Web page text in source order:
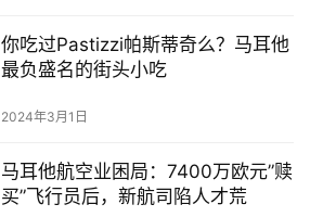
你吃过Pastizzi帕斯蒂奇么？马耳他
最负盛名的街头小吃
2024年3月1日
马耳他航空业困局：7400万欧元”赎
买”飞行员后，新航司陷人才荒